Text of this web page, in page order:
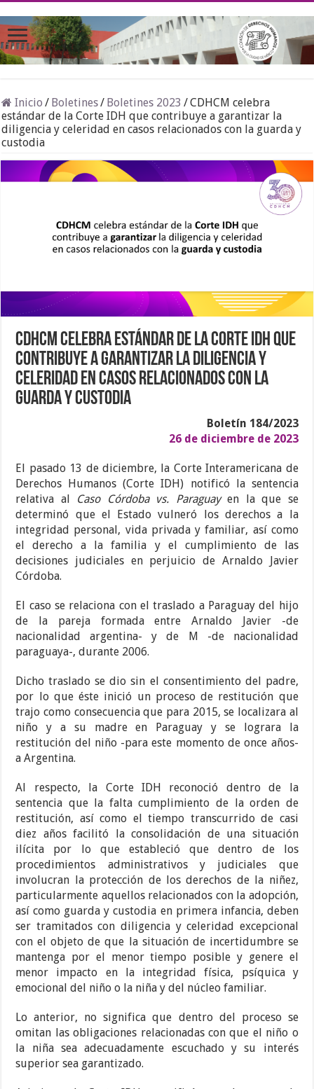
Inicio / Boletines/ Boletines 2023 /CDHCM celebra
estándar de la Corte IDH que contribuye a garantizar la
diligencia y celeridad en casos relacionados con la guarda y
custodia
CDHCM celebra estándar de la Corte IDH que
contribuye a garantizar la diligencia y
celeridad en casos relacionados con la
guarda y custodia
Boletín 184/2023
26 de diciembre de 2023
El pasado 13 de diciembre, la Corte Interamericana de
Derechos Humanos (Corte IDH) notificó la sentencia
relativa al Caso Córdoba vs. Paraguayen la que se
determinó que el Estado vulneró los derechos a la
integridad personal, vida privada y familiar, así como
el derecho a la familia y el cumplimiento de las
decisiones judiciales en perjuicio de Arnaldo Javier
Córdoba.
El caso se relaciona con el traslado a Paraguay del hijo
de la pareja formada entre Arnaldo Javier -de
nacionalidad argentina- y de M -de nacionalidad
paraguaya-, durante 2006.
Dicho traslado se dio sin el consentimiento del padre,
por lo que éste inició un proceso de restitución que
trajo como consecuencia que para 2015, se localizara al
niño y a su madre en Paraguay y se lograra la
restitución del niño -para este momento de once años-
a Argentina.
Al respecto, la Corte IDH reconoció dentro de la
sentencia que la falta cumplimiento de la orden de
restitución, así como el tiempo transcurrido de casi
diez años facilitó la consolidación de una situación
ilícita por lo que estableció que dentro de los
procedimientos administrativos y judiciales que
involucran la protección de los derechos de la niñez,
particularmente aquellos relacionados con la adopción,
así como guarda y custodia en primera infancia, deben
ser tramitados con diligencia y celeridad excepcional
con el objeto de que la situación de incertidumbre se
mantenga por el menor tiempo posible y genere el
menor impacto en la integridad física, psíquica y
emocional del niño o la niña y del núcleo familiar.
Lo anterior, no significa que dentro del proceso se
omitan las obligaciones relacionadas con que el niño o
la niña sea adecuadamente escuchado y su interés
superior sea garantizado.